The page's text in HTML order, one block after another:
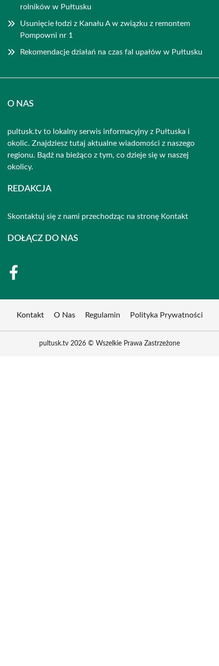
rolników w Pułtusku
Usunięcie łodzi z Kanału A w związku z remontem
Pompowni nr 1
Rekomendacje działań na czas fal upałów w Pułtusku
O NAS
pultusk.tv to lokalny serwis informacyjny z Pułtuska i
okolic. Znajdziesz tutaj aktualne wiadomości z naszego
regionu. Bądź na bieżąco z tym, co dzieje się w naszej
okolicy.
REDAKCJA
Skontaktuj się z nami przechodząc na stronę Kontakt
DOŁĄCZ DO NAS
Kontakt O Nas Regulamin Polityka Prywatności
pultusk.tv 2026 © Wszelkie Prawa Zastrzeżone